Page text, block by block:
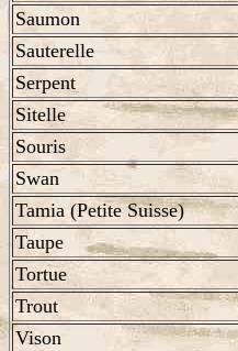
Saumon
Sauterelle
Serpent
Sitelle
Souris
Swan
Tamia (Petite Suisse)
Taupe
Tortue
Trout
Vison